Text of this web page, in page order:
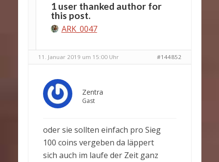
1 user thanked author for
this post.
ARK_0047
11. Januar 2019 um 15:00 Uhr #144852
Zentra
Gast
oder sie sollten einfach pro Sieg
100 coins vergeben da läppert
sich auch im laufe der Zeit ganz